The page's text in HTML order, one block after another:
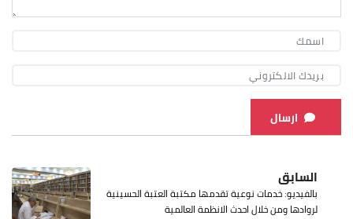
ارسال
السابق
بالفيديو: خدمات نوعية تقدمها مكتبة العتبة الحسينية
لروادها ومن خلال احدث الانظمة العالمية